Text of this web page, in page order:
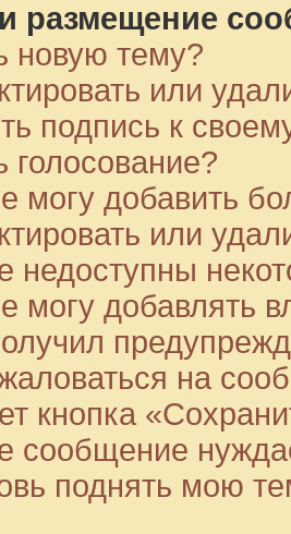
размещение
новую тему?
или
подпись к
голосование?
могу добавить
или
недоступны
могу добавлять
на
кнопка
сообщение
поднять мою